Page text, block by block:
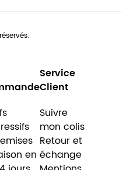
en
Service
Client
Suivre
mon colis
Retour et
échange